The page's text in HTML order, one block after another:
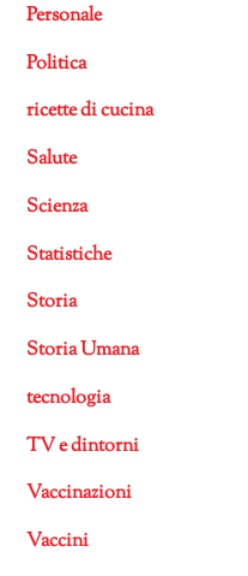
Personale
Politica
ricette di cucina
Salute
Scienza
Statistiche
Storia
Storia Umana
tecnologia
TV e dintorni
Vaccinazioni
Vaccini